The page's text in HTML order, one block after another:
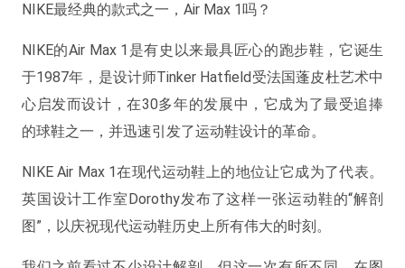
NIKE最经典的款式之一，Air Max 1吗？
NIKE的Air Max 1是有史以来最具匠心的跑步鞋，它诞生
于1987年，是设计师Tinker Hatfield受法国蓬皮杜艺术中
心启发而设计，在30多年的发展中，它成为了最受追捧
的球鞋之一，并迅速引发了运动鞋设计的革命。
NIKE Air Max 1在现代运动鞋上的地位让它成为了代表。
英国设计工作室Dorothy发布了这样一张运动鞋的“解剖
图”，以庆祝现代运动鞋历史上所有伟大的时刻。